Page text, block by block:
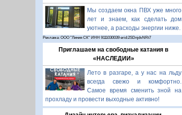
Мы создаем окна ПВХ уже много
лет и знаем, как сделать дом
уютнее, а расходы энергии ниже.
Реклама: ООО "Линия СК" ИНН 9111030039 erid:2SDnjdvNRt7
Приглашаем на свободные катания в
«НАСЛЕДИИ»
Лето в разгаре, а у нас на льду
всегда свежо и комфортно.
Самое время сменить зной на
прохладу и провести выходные активно!